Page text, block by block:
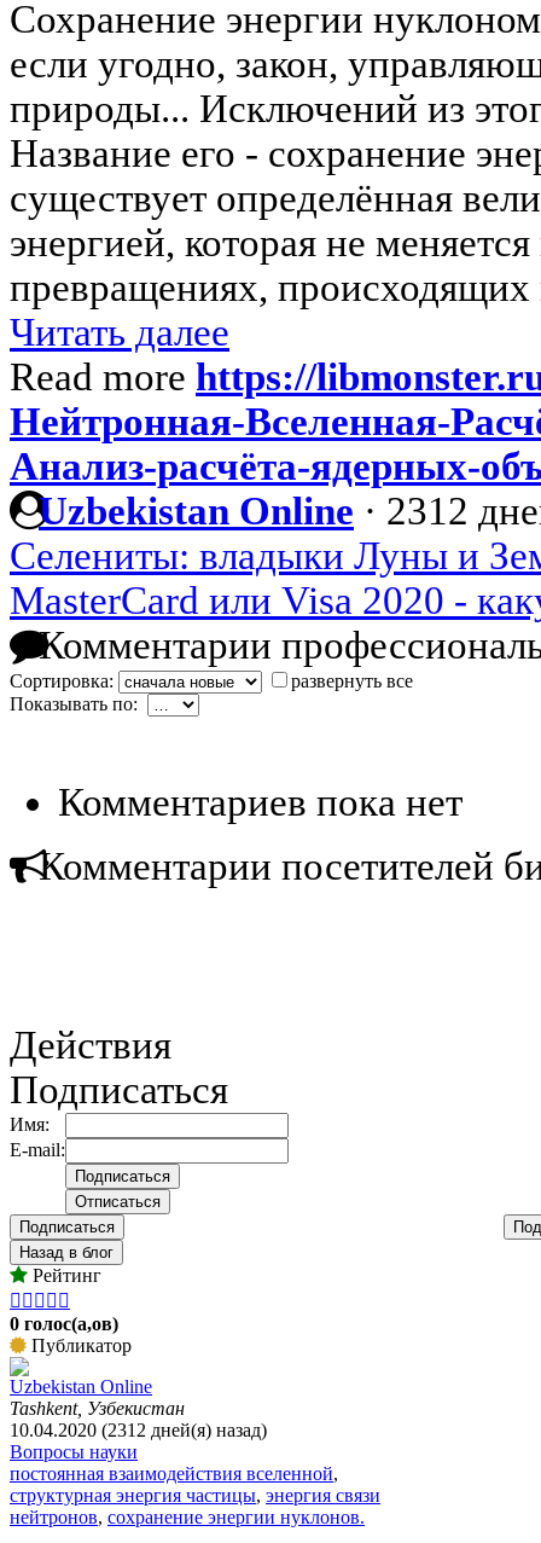
Сохранение энергии
если угодно, закон,
природы... Исключений из
Название его - сохранение
существует определённая
энергией, которая не
превращениях,
Читать далее
Read more https://
Нейтронная-Вселенная-
Анализ-расчёта-ядерных-
Uzbekistan Online · 2312
Селениты: владыки Луны и
MasterCard или Visa 2020 -
Комментарии
Сортировка:
развернуть все
Показывать по:
Комментариев пока нет
Комментарии посетителей
Действия
Подписаться
Имя:
E-mail:
Подписаться
Назад в блог
Рейтинг
    
0 голос(а,ов)
Публикатор
Uzbekistan Online
Tashkent, Узбекистан
10.04.2020 (2312 дней(я) назад)
Вопросы науки
постоянная взаимодействия вселенной,
структурная энергия частицы, энергия связи
нейтронов, сохранение энергии нуклонов.